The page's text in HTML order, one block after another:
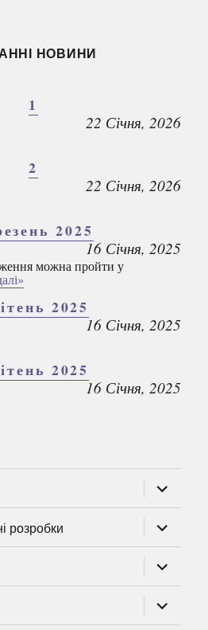
НОВИНИ
1
22 Січня, 2026
2
22 Січня, 2026
2025
16 Січня, 2025
можна пройти у
2025
16 Січня, 2025
2025
16 Січня, 2025
підменю
розробки
підменю
підменю
підменю